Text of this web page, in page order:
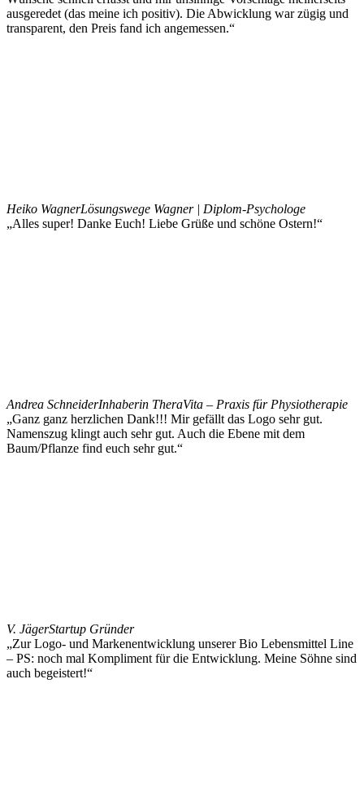
ausgeredet (das meine ich positiv). Die Abwicklung war zügig und
transparent, den Preis fand ich angemessen.“
Heiko WagnerLösungswege Wagner | Diplom-Psychologe
„Alles super! Danke Euch! Liebe Grüße und schöne Ostern!“
Andrea SchneiderInhaberin TheraVita – Praxis für Physiotherapie
„Ganz ganz herzlichen Dank!!! Mir gefällt das Logo sehr gut.
Namenszug klingt auch sehr gut. Auch die Ebene mit dem
Baum/Pflanze find euch sehr gut.“
V. JägerStartup Gründer
„Zur Logo- und Markenentwicklung unserer Bio Lebensmittel Line
– PS: noch mal Kompliment für die Entwicklung. Meine Söhne sind
auch begeistert!“